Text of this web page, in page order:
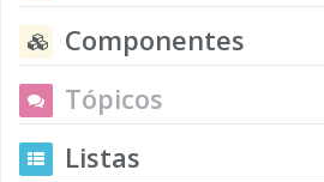
Componentes
Tópicos
Listas